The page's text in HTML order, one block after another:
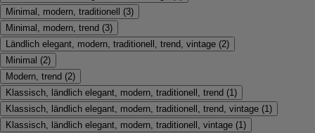
Minimal, modern, traditionell
(3)
Minimal, modern, trend (3)
Ländlich elegant, modern, traditionell, trend, vintage (2)
Minimal (2)
Modern, trend (2)
Klassisch, ländlich elegant, modern, traditionell, trend (1 )
Klassisch, ländlich elegant, modern, traditionell, trend, vintage (1 )
Klassisch, ländlich elegant, modern, traditionell, vintage (1 )